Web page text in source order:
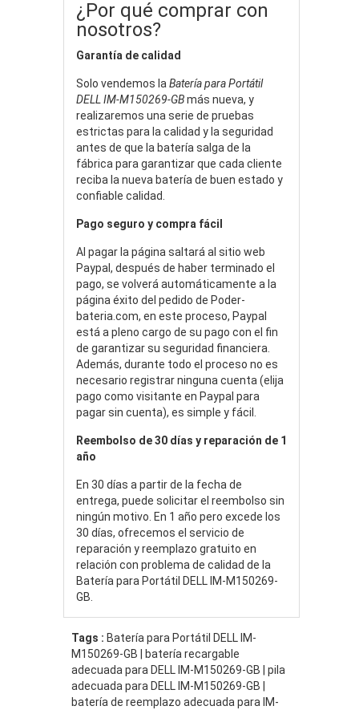
¿Por qué comprar con
nosotros?
Garantía de calidad
Solo vendemos la Batería para Portátil
DELL IM-M150269-GBmás nueva, y
realizaremos una serie de pruebas
estrictas para la calidad y la seguridad
antes de que la batería salga de la
fábrica para garantizar que cada cliente
reciba la nueva batería de buen estado y
confiable calidad.
Pago seguro y compra fácil
Al pagar la página saltará al sitio web
Paypal, después de haber terminado el
pago, se volverá automáticamente a la
página éxito del pedido de Poder-
bateria.com, en este proceso, Paypal
está a pleno cargo de su pago con el fin
de garantizar su seguridad financiera.
Además, durante todo el proceso no es
necesario registrar ninguna cuenta (elija
pago como visitante en Paypal para
pagar sin cuenta), es simple y fácil.
Reembolso de 30 días y reparación de 1
año
En 30 días a partir de la fecha de
entrega, puede solicitar el reembolso sin
ningún motivo. En 1 año pero excede los
30 días, ofrecemos el servicio de
reparación y reemplazo gratuito en
relación con problema de calidad de la
Batería para Portátil DELL IM-M150269-
GB.
Tags : Batería para Portátil DELL IM-
M150269-GB | batería recargable
adecuada para DELL IM-M150269-GB | pila
adecuada para DELL IM-M150269-GB |
batería de reemplazo adecuada para IM-